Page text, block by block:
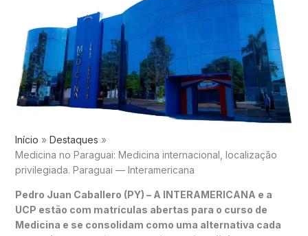
Início
Destaques
Medicina no Paraguai: Medicina internacional, localização
privilegiada. Paraguai — Interamericana
Pedro Juan Caballero (PY) – A INTERAMERICANA e a
UCP estão com matrículas abertas para o curso de
Medicina e se consolidam como uma alternativa cada